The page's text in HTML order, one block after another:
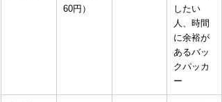
60円）
したい
人、時間
に余裕が
あるバッ
クパッカ
ー